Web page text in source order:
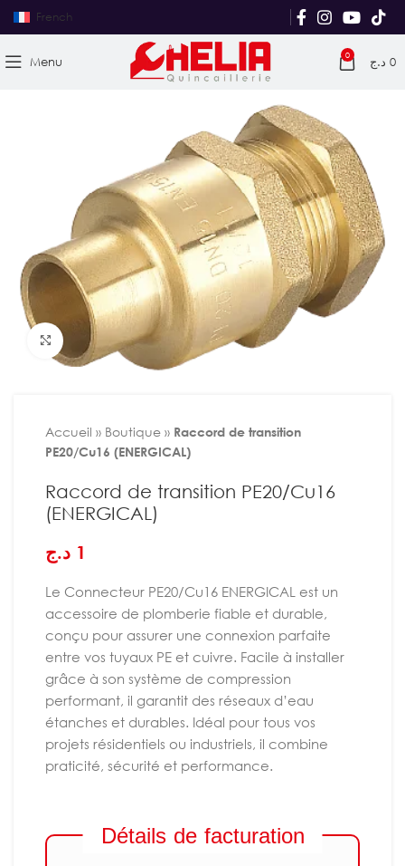
French
Menu 0 0 د.ج
Agrandir
Accueil » Boutique » Raccord de transition
PE20/Cu16 (ENERGICAL)
Raccord de transition PE20/Cu16
(ENERGICAL)
1 د.ج
Le Connecteur PE20/Cu16 ENERGICAL est un
accessoire de plomberie fiable et durable,
conçu pour assurer une connexion parfaite
entre vos tuyaux PE et cuivre. Facile à installer
grâce à son système de compression
performant, il garantit des réseaux d’eau
étanches et durables. Idéal pour tous vos
projets résidentiels ou industriels, il combine
praticité, sécurité et performance.
Détails de facturation